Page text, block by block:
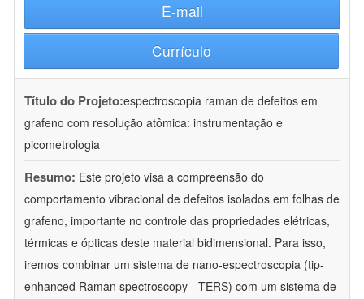
E-mail
Currículo
Título do Projeto:espectroscopia raman de defeitos em
grafeno com resolução atômica: instrumentação e
picometrologia
Resumo: Este projeto visa a compreensão do
comportamento vibracional de defeitos isolados em folhas de
grafeno, importante no controle das propriedades elétricas,
térmicas e ópticas deste material bidimensional. Para isso,
iremos combinar um sistema de nano-espectroscopia (tip-
enhanced Raman spectroscopy - TERS) com um sistema de